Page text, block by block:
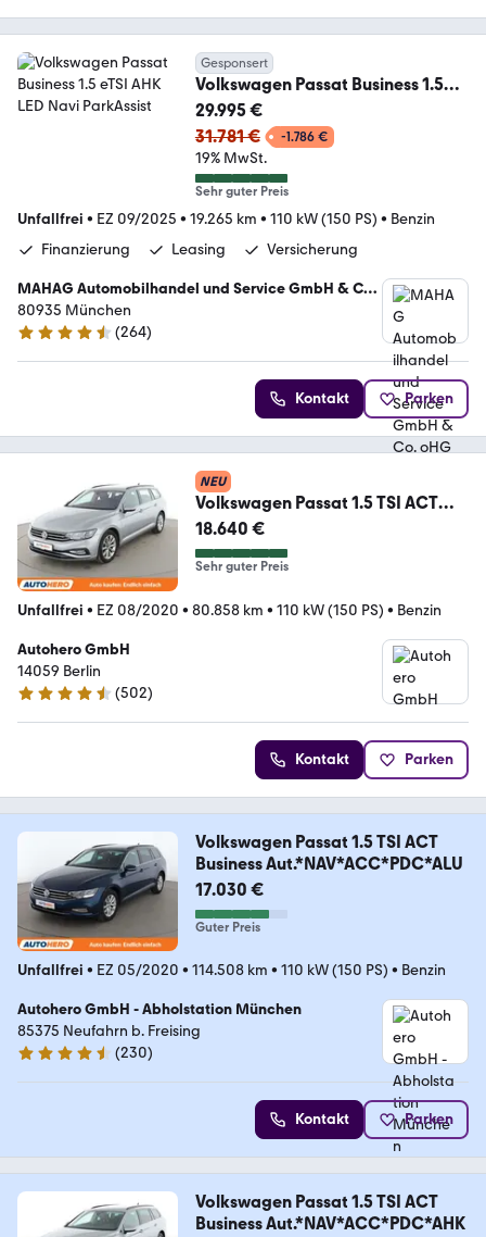
Gesponsert
Volkswagen Passat Business 1.5
eTSI AHK LED Navi ParkAssist
29.995 €
31.781 €
-1.786 €
19% MwSt.
Sehr guter Preis
Unfallfrei • EZ 09/2025 • 19.265 km • 110 kW (150 PS) • Benzin
Finanzierung
Leasing Versicherung
MAHAG Automobilhandel und Service GmbH & Co.
oHG
80935 München
4.4 Sterne
(264)
Kontakt Parken
NEU
Volkswagen Passat 1.5 TSI ACT
Business Aut.*NAVI*LED*ACC*
18.640 €
Sehr guter Preis
Unfallfrei • EZ 08/2020 • 80.858 km • 110 kW (150 PS) • Benzin
Autohero GmbH
14059 Berlin
4.5 Sterne
(502)
Kontakt Parken
Volkswagen Passat 1.5 TSI ACT
Business Aut.*NAV*ACC*PDC*ALU
17.030 €
Guter Preis
Unfallfrei • EZ 05/2020 • 114.508 km • 110 kW (150 PS) • Benzin
Autohero GmbH - Abholstation München
85375 Neufahrn b. Freising
4.4 Sterne
(230)
Kontakt Parken
Volkswagen Passat 1.5 TSI ACT
Business Aut.*NAV*ACC*PDC*AHK